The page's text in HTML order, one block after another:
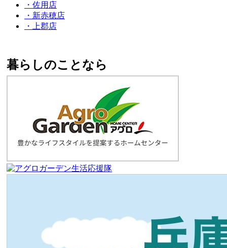
・佐用店
・新赤穂店
・上郡店
暮らしのことなら